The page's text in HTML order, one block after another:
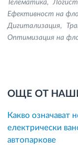
Телематика
Ефективност на
Дигитализация
Оптимизация на
ОЩЕ ОТ
Какво означават
електрически
автопаркове